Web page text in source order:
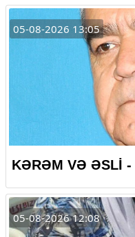
05-08-2026 13:05
KƏRƏM VƏ ƏSLİ -
05-08-2026 12:08